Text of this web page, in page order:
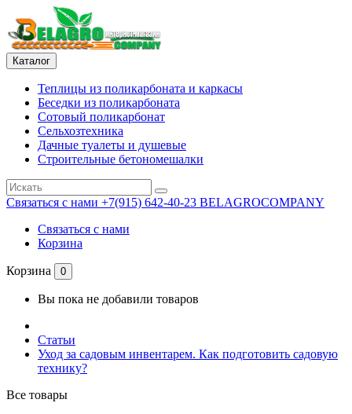
Каталог
Теплицы из поликарбоната и каркасы
Беседки из поликарбоната
Сотовый поликарбонат
Сельхозтехника
Дачные туалеты и душевые
Строительные бетономешалки
Связаться с нами +7(915) 642-40-23 BELAGROCOMPANY
Связаться с нами
Корзина
Корзина 0
Вы пока не добавили товаров
Статьи
Уход за садовым инвентарем. Как подготовить садовую
технику?
Все товары